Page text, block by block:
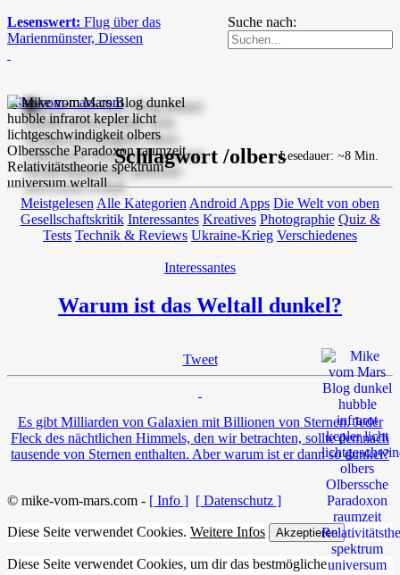
Suche nach:
Lesenswert: Flug über das
Marienmünster, Diessen
mike-vom-mars.com
Schlagwort /olbers
Meistgelesen Alle Kategorien Android Apps Die Welt von oben
Gesellschaftskritik Interessantes Kreatives Photographie Quiz &
Tests Technik & Reviews Ukraine-Krieg Verschiedenes
Interessantes
Warum ist das Weltall dunkel?
Tweet
Lesedauer: ~8 Min.
Es gibt Milliarden von Galaxien mit Billionen von Sternen. Jeder
Fleck des nächtlichen Himmels, den wir betrachten, sollte demnach
tausende von Sternen enthalten. Aber warum ist er dann so dunkel?
© mike-vom-mars.com - [ Info ] [ Datenschutz ]
Diese Seite verwendet Cookies. Weitere Infos Akzeptieren
Diese Seite verwendet Cookies, um dir das bestmögliche